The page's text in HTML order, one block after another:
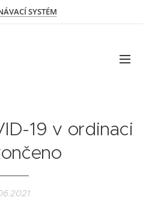
SYSTÉM
19 v ordinaci